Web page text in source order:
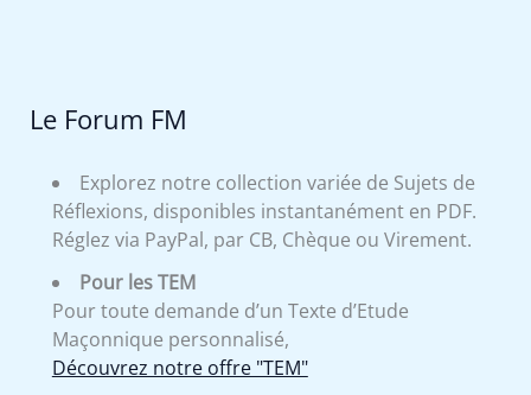
Le Forum FM
Explorez notre collection variée de Sujets de
Réflexions, disponibles instantanément en PDF.
Réglez via PayPal, par CB, Chèque ou Virement.
Pour les TEM
Pour toute demande d’un Texte d’Etude
Maçonnique personnalisé,
Découvrez notre offre "TEM"